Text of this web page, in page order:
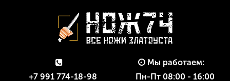
+7 991 774-18-98
Мы работаем:
Пн-Пт 08:00 - 16:00